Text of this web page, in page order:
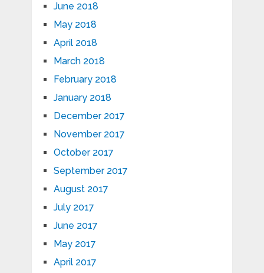
June 2018
May 2018
April 2018
March 2018
February 2018
January 2018
December 2017
November 2017
October 2017
September 2017
August 2017
July 2017
June 2017
May 2017
April 2017